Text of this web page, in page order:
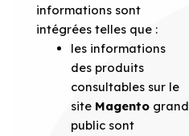
informations sont
intégrées telles que :
les informations
des produits
consultables sur le
site Magento grand
public sont